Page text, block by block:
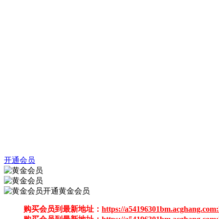
开通会员
开通黄金会员
购买会员到最新地址： https://